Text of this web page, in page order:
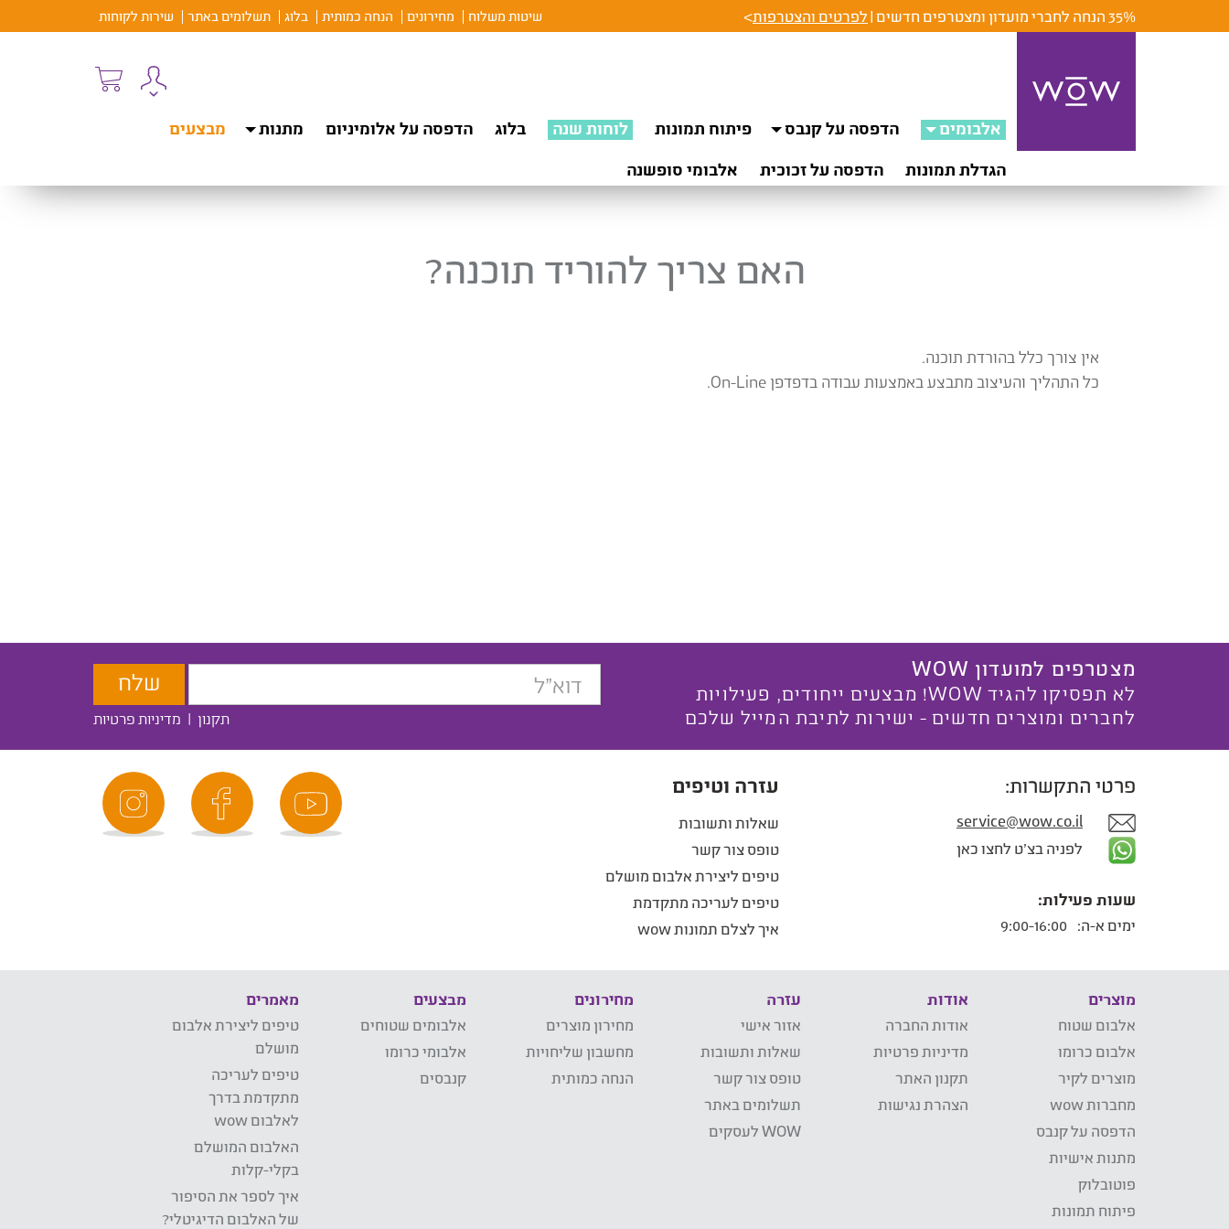
35% הנחה לחברי מועדון ומצטרפים חדשים | לפרטים והצטרפות> שיטות משלוח מחירונים הנחה כמותית בלוג תשלומים באתר שירות לקוחות
אלבומים הדפסה על קנבס פיתוח תמונות לוחות שנה בלוג הדפסה על אלומיניום מתנות
מבצעים
הגדלת תמונות
הדפסה על זכוכית אלבומי סופשנה
האם צריך להוריד תוכנה?
אין צורך כלל בהורדת תוכנה.
כל התהליך והעיצוב מתבצע באמצעות עבודה בדפדפן On-Line.
מצטרפים למועדון WOW
לא תפסיקו להגיד WOW! מבצעים ייחודים, פעילויות
לחברים ומוצרים חדשים - ישירות לתיבת המייל שלכם
תקנון | מדיניות פרטיות
פרטי התקשרות:
service@wow.co.il
לפניה בצ'ט לחצו כאן
שעות פעילות:
ימים א-ה:
עזרה וטיפים
שאלות ותשובות
טופס צור קשר
טיפים ליצירת אלבום מושלם
טיפים לעריכה מתקדמת
איך לצלם תמונות wow
מוצרים
אלבום שטוח
אלבום כרומו
מוצרים לקיר
מחברות wow
הדפסה על קנבס
מתנות אישיות
פוטובלוק
פיתוח תמונות
אודות
אודות החברה
מדיניות פרטיות
תקנון האתר
הצהרת נגישות
עזרה
אזור אישי
שאלות ותשובות
טופס צור קשר
תשלומים באתר
WOW לעסקים
מחירונים
מחירון מוצרים
מחשבון שליחויות
הנחה כמותית
מבצעים
אלבומים שטוחים
אלבומי כרומו
קנבסים
מאמרים
טיפים ליצירת אלבום
מושלם
טיפים לעריכה
מתקדמת בדרך
לאלבום wow
האלבום המושלם
בקלי-קלות
איך לספר את הסיפור
של האלבום הדיגיטלי?